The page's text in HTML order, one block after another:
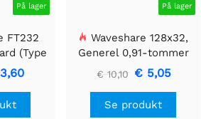
På lager
FT232
(Type
(UART)
På lager
Waveshare 128x32,
Generel 0,91-tommer
OLED displaymodul
€ 10,10 € 5,05
Se produkt